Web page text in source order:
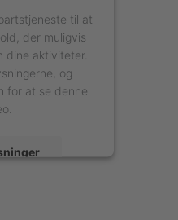
til at
der muligvis
dine aktiviteter.
og
for at se denne